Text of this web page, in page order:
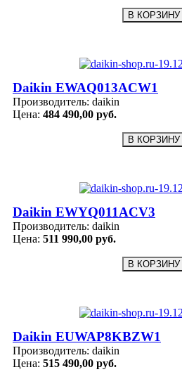
Daikin EWAQ013ACW1
Производитель: daikin
Цена: 484 490,00 руб.
Daikin EWYQ011ACV3
Производитель: daikin
Цена: 511 990,00 руб.
Daikin EUWAP8KBZW1
Производитель: daikin
Цена: 515 490,00 руб.